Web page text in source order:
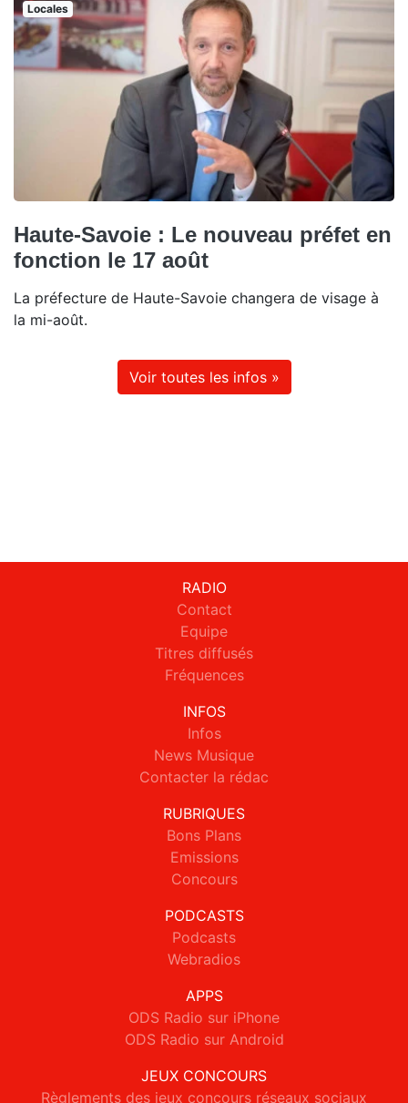
Locales
Haute-Savoie : Le nouveau préfet en
fonction le 17 août
La préfecture de Haute-Savoie changera de visage à
la mi-août.
Voir toutes les infos »
RADIO
Contact
Equipe
Titres diffusés
Fréquences
INFOS
Infos
News Musique
Contacter la rédac
RUBRIQUES
Bons Plans
Emissions
Concours
PODCASTS
Podcasts
Webradios
APPS
ODS Radio sur iPhone
ODS Radio sur Android
JEUX CONCOURS
Règlements des jeux concours réseaux sociaux